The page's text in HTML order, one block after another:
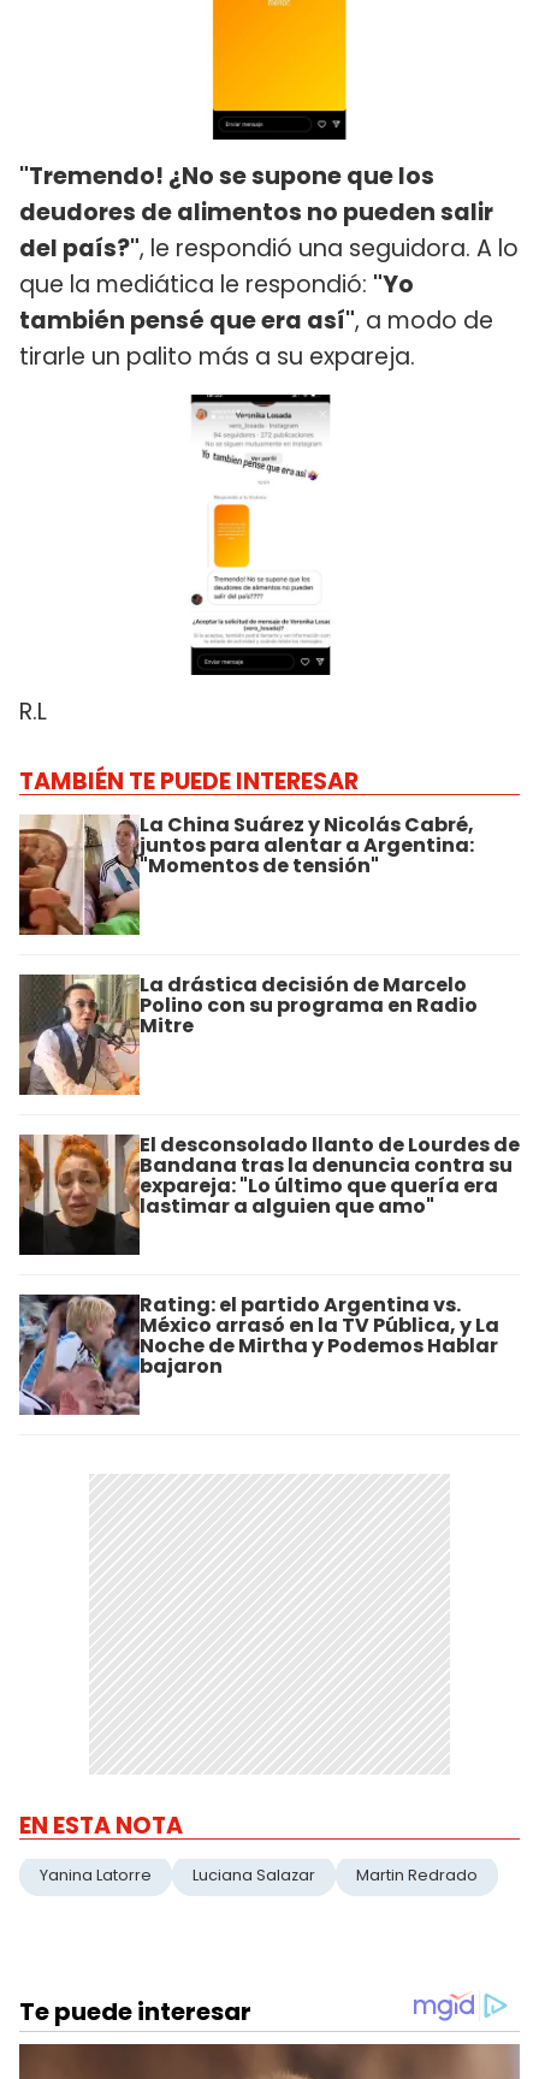
"Tremendo! ¿No se supone que los
deudores de alimentos no pueden salir
del país?", le respondió una seguidora. A lo
que la mediática le respondió: "Yo
también pensé que era así", a modo de
tirarle un palito más a su expareja.
R.L
TAMBIÉN TE PUEDE INTERESAR
La China Suárez y Nicolás Cabré,
juntos para alentar a Argentina:
"Momentos de tensión"
La drástica decisión de Marcelo
Polino con su programa en Radio
Mitre
El desconsolado llanto de Lourdes de
Bandana tras la denuncia contra su
expareja: "Lo último que quería era
lastimar a alguien que amo"
Rating: el partido Argentina vs.
México arrasó en la TV Pública, y La
Noche de Mirtha y Podemos Hablar
bajaron
EN ESTA NOTA
Yanina Latorre Luciana Salazar Martin Redrado